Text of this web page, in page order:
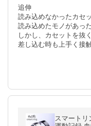
追伸
読み込めなかったカセ
読み込めたモノがあった
しかし、カセットを抜
差し込む時も上手く接
スマート